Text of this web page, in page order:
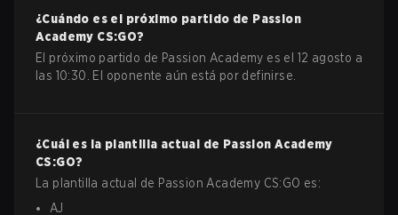
¿Cuándo es el próximo partido de Passion
Academy CS:GO?
El próximo partido de Passion Academy es el 12 agosto a
las 10:30. El oponente aún está por definirse.
¿Cuál es la plantilla actual de Passion Academy
CS:GO?
La plantilla actual de Passion Academy CS:GO es:
AJ